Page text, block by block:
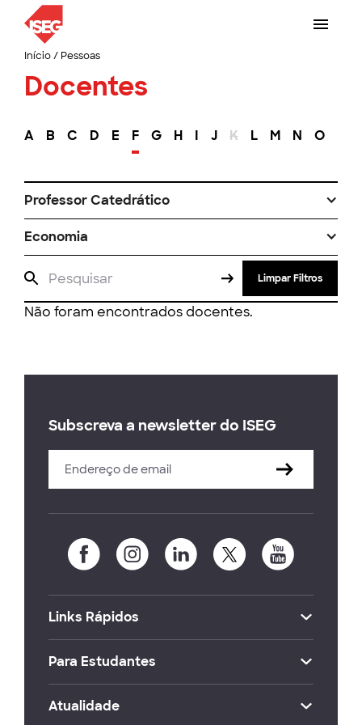
Início/ Pessoas
Docentes
A B C D E F G H I J K L M N O
Professor Catedrático
Economia
Limpar Filtros
Não foram encontrados docentes.
Subscreva a newsletter do ISEG
Links Rápidos
Para Estudantes
Atualidade